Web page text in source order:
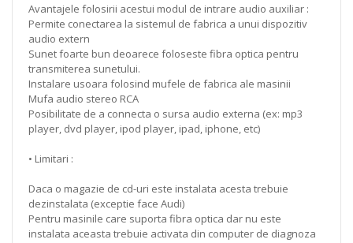
Avantajele folosirii acestui modul de intrare audio auxiliar :
Permite conectarea la sistemul de fabrica a unui dispozitiv
audio extern
Sunet foarte bun deoarece foloseste fibra optica pentru
transmiterea sunetului.
Instalare usoara folosind mufele de fabrica ale masinii
Mufa audio stereo RCA
Posibilitate de a connecta o sursa audio externa (ex: mp3
player, dvd player, ipod player, ipad, iphone, etc)
• Limitari :
Daca o magazie de cd-uri este instalata acesta trebuie
dezinstalata (exceptie face Audi)
Pentru masinile care suporta fibra optica dar nu este
instalata aceasta trebuie activata din computer de diagnoza